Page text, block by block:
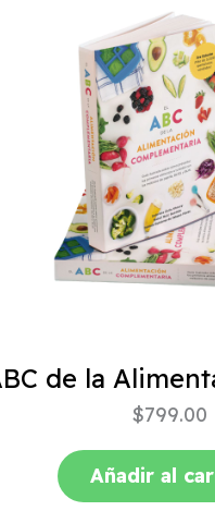
$799.00
Añadir al